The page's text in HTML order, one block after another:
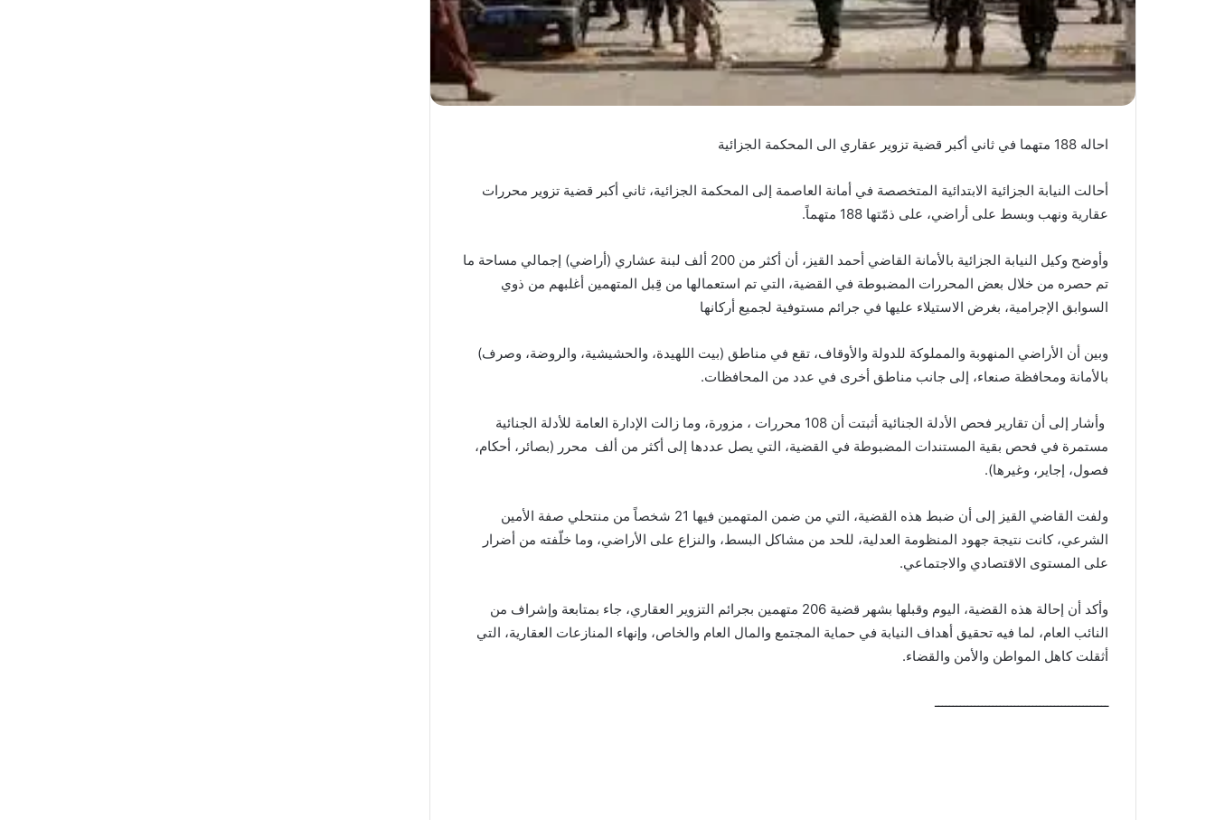
احاله 188 متهما في ثاني أكبر قضية تزوير عقاري الى المحكمة الجزائية
أحالت النيابة الجزائية الابتدائية المتخصصة في أمانة العاصمة إلى المحكمة الجزائية، ثاني أكبر قضية تزوير محررات
عقارية ونهب وبسط على أراضي، على ذمّتها 188 متهماً.
وأوضح وكيل النيابة الجزائية بالأمانة القاضي أحمد القيز، أن أكثر من 200 ألف لبنة عشاري (أراضي) إجمالي مساحة ما
تم حصره من خلال بعض المحررات المضبوطة في القضية، التي تم استعمالها من قِبل المتهمين أغلبهم من ذوي
السوابق الإجرامية، بغرض الاستيلاء عليها في جرائم مستوفية لجميع أركانها
وبين أن الأراضي المنهوبة والمملوكة للدولة والأوقاف، تقع في مناطق (بيت اللهيدة، والحشيشية، والروضة، وصرف)
بالأمانة ومحافظة صنعاء، إلى جانب مناطق أخرى في عدد من المحافظات.
وأشار إلى أن تقارير فحص الأدلة الجنائية أثبتت أن 108 محررات ، مزورة، وما زالت الإدارة العامة للأدلة الجنائية
مستمرة في فحص بقية المستندات المضبوطة في القضية، التي يصل عددها إلى أكثر من ألف محرر (بصائر، أحكام،
فصول، إجاير، وغيرها).
ولفت القاضي القيز إلى أن ضبط هذه القضية، التي من ضمن المتهمين فيها 21 شخصاً من منتحلي صفة الأمين
الشرعي، كانت نتيجة جهود المنظومة العدلية، للحد من مشاكل البسط، والنزاع على الأراضي، وما خلّفته من أضرار
على المستوى الاقتصادي والاجتماعي.
وأكد أن إحالة هذه القضية، اليوم وقبلها بشهر قضية 206 متهمين بجرائم التزوير العقاري، جاء بمتابعة وإشراف من
النائب العام، لما فيه تحقيق أهداف النيابة في حماية المجتمع والمال العام والخاص، وإنهاء المنازعات العقارية، التي
أثقلت كاهل المواطن والأمن والقضاء.
ــــــــــــــــــــــــــــــــــــــــــــــــ